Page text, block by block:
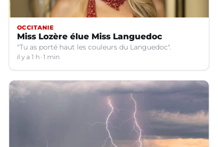
OCCITANIE
Miss Lozère élue Miss Languedoc
"Tu as porté haut les couleurs du Languedoc".
il y a 1 h 1 min